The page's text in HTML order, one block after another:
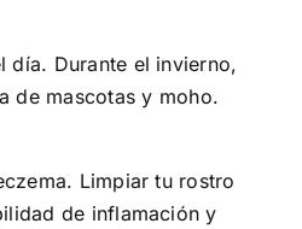
día. Durante el invierno,
de mascotas y moho.
Limpiar tu rostro
de inflamación y